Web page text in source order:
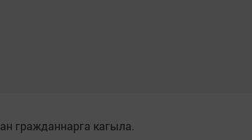
гражданнарга кагыла.